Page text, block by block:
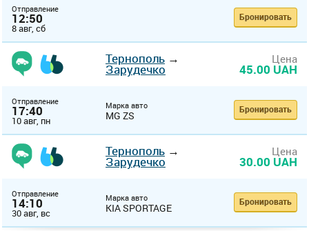
Отправление
12:50
8 авг, сб
Бронировать
Тернополь →
Зарудечко
Цена
45.00 UAH
Отправление
17:40
10 авг, пн
Марка авто
MG ZS Бронировать
Тернополь →
Зарудечко
Цена
30.00 UAH
Отправление
14:10
30 авг, вс
Марка авто
KIA SPORTAGE Бронировать